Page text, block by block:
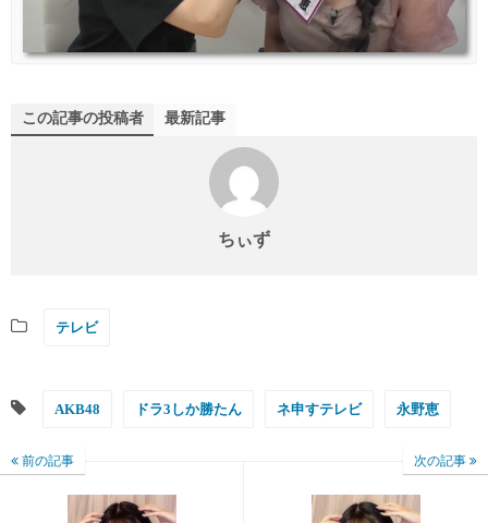
この記事の投稿者 最新記事
ちぃず
テレビ
AKB48 ドラ3しか勝たん ネ申すテレビ 永野恵
前の記事 次の記事